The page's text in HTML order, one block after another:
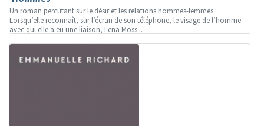
Un roman percutant sur le désir et les relations hommes-femmes.
Lorsqu’elle reconnaît, sur l’écran de son téléphone, le visage de l’homme
avec qui elle a eu une liaison, Lena Moss...